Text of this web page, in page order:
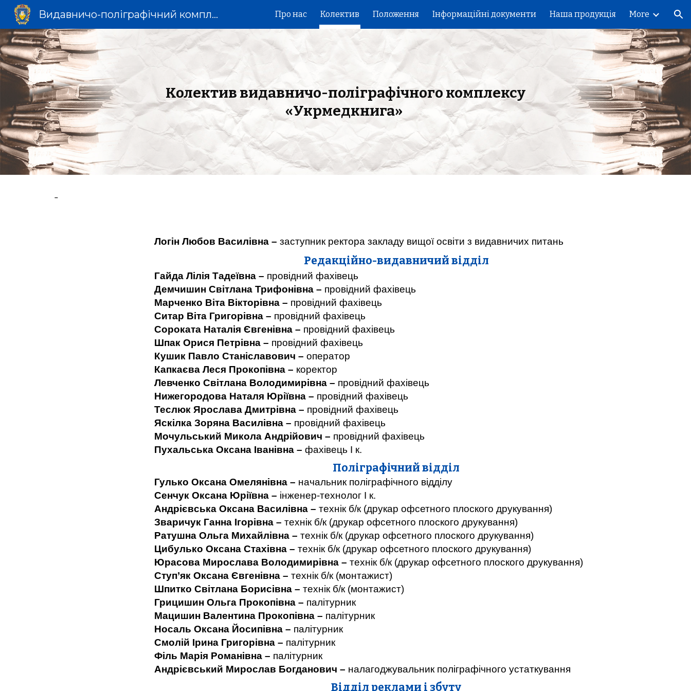
Skip to main content Skip to navigation
Видавничо-поліграфічний комплекс «Укрмедкнига» Про нас Колектив Положення Інформаційні документи Наша продукція More
Колектив видавничо-поліграфічного комплексу
«Укрмедкнига»
–
Логін Любов Василівна –заступник ректоразакладу вищої освітиз видавничих питань
Редакційно-видавничий відділ
Гайда Лілія Тадеївна – провідний фахівець
Демчишин Світлана Трифонівна – провідний фахівець
Марченко Віта Вікторівна – провідний фахівець
Ситар Віта Григорівна – провідний фахівець
Сороката Наталія Євгенівна – провідний фахівець
Шпак Орися Петрівна – провідний фахівець
Кушик Павло Станіславович –оператор
Капкаєва Леся Прокопівна – коректор
Левченко Світлана Володимирівна – провідний фахівець
Нижегородова Наталя Юріївна – провідний фахівець
Теслюк Ярослава Дмитрівна – провідний фахівець
Яскілка Зоряна Василівна – провідний фахівець
Мочульський Микола Андрійович – провідний фахівець
Пухальська Оксана Іванівна –фахівець І к.
Поліграфічний відділ
Гулько Оксана Омелянівна – начальник поліграфічного відділу
Сенчук Оксана Юріївна – інженер-технолог І к.
Андрієвська Оксана Василівна –технік б/к (друкар офсетного плоского друкування)
Зваричук Ганна Ігорівна –технік б/к (друкар офсетного плоского друкування)
Ратушна Ольга Михайлівна –технік б/к (друкар офсетного плоского друкування)
Цибулько Оксана Стахівна –технік б/к (друкар офсетного плоского друкування)
Юрасова Мирослава Володимирівна –технік б/к (друкар офсетного плоского друкування)
Ступ’як Оксана Євгенівна –технік б/к (монтажист)
Шпитко Світлана Борисівна –технік б/к (монтажист)
Грицишин Ольга Прокопівна – палітурник
Мацишин Валентина Прокопівна – палітурник
Носаль Оксана Йосипівна – палітурник
Смолій Ірина Григорівна – палітурник
Філь Марія Романівна – палітурник
Андрієвський Мирослав Богданович – налагоджувальник поліграфічного устаткування
Відділ реклами ізбуту